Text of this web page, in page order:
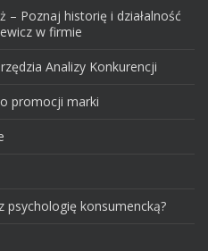
– Poznaj historię i działalność
w firmie
Analizy Konkurencji
promocji marki
psychologię konsumencką?